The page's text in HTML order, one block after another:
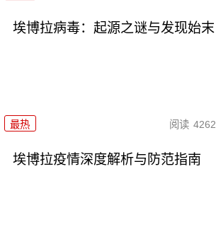
埃博拉病毒：起源之谜与发现始末
最热 阅读 4262
埃博拉疫情深度解析与防范指南